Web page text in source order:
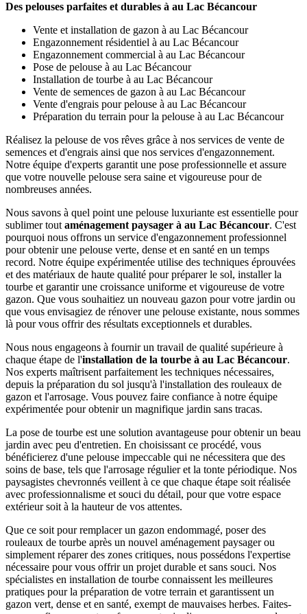
Des pelouses parfaites et durables à au Lac Bécancour
Vente et installation de gazon à au Lac Bécancour
Engazonnement résidentiel à au Lac Bécancour
Engazonnement commercial à au Lac Bécancour
Pose de pelouse à au Lac Bécancour
Installation de tourbe à au Lac Bécancour
Vente de semences de gazon à au Lac Bécancour
Vente d'engrais pour pelouse à au Lac Bécancour
Préparation du terrain pour la pelouse à au Lac Bécancour
Réalisez la pelouse de vos rêves grâce à nos services de vente de
semences et d'engrais ainsi que nos services d'engazonnement.
Notre équipe d'experts garantit une pose professionnelle et assure
que votre nouvelle pelouse sera saine et vigoureuse pour de
nombreuses années.
Nous savons à quel point une pelouse luxuriante est essentielle pour
sublimer toutaménagement paysager à au Lac Bécancour. C'est
pourquoi nous offrons un service d'engazonnement professionnel
pour obtenir une pelouse verte, dense et en santé en un temps
record. Notre équipe expérimentée utilise des techniques éprouvées
et des matériaux de haute qualité pour préparer le sol, installer la
tourbe et garantir une croissance uniforme et vigoureuse de votre
gazon. Que vous souhaitiez un nouveau gazon pour votre jardin ou
que vous envisagiez de rénover une pelouse existante, nous sommes
là pour vous offrir des résultats exceptionnels et durables.
Nous nous engageons à fournir un travail de qualité supérieure à
chaque étape de l'installation de la tourbe à au Lac Bécancour.
Nos experts maîtrisent parfaitement les techniques nécessaires,
depuis la préparation du sol jusqu'à l'installation des rouleaux de
gazon et l'arrosage. Vous pouvez faire confiance à notre équipe
expérimentée pour obtenir un magnifique jardin sans tracas.
La pose de tourbe est une solution avantageuse pour obtenir un beau
jardin avec peu d'entretien. En choisissant ce procédé, vous
bénéficierez d'une pelouse impeccable qui ne nécessitera que des
soins de base, tels que l'arrosage régulier et la tonte périodique. Nos
paysagistes chevronnés veillent à ce que chaque étape soit réalisée
avec professionnalisme et souci du détail, pour que votre espace
extérieur soit à la hauteur de vos attentes.
Que ce soit pour remplacer un gazon endommagé, poser des
rouleaux de tourbe après un nouvel aménagement paysager ou
simplement réparer des zones critiques, nous possédons l'expertise
nécessaire pour vous offrir un projet durable et sans souci. Nos
spécialistes en installation de tourbe connaissent les meilleures
pratiques pour la préparation de votre terrain et garantissent un
gazon vert, dense et en santé, exempt de mauvaises herbes. Faites-